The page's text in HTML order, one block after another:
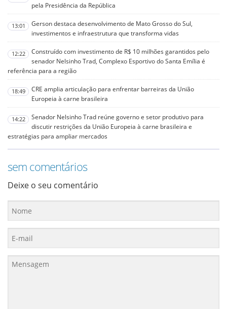
pela Presidência da República
13:01
Gerson destaca desenvolvimento de Mato Grosso do Sul,
investimentos e infraestrutura que transforma vidas
12:22
Construído com investimento de R$ 10 milhões garantidos pelo
senador Nelsinho Trad, Complexo Esportivo do Santa Emília é
referência para a região
18:49
CRE amplia articulação para enfrentar barreiras da União
Europeia à carne brasileira
14:22
Senador Nelsinho Trad reúne governo e setor produtivo para
discutir restrições da União Europeia à carne brasileira e
estratégias para ampliar mercados
sem comentários
Deixe o seu comentário